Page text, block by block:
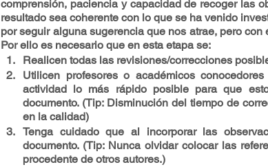
comprensión, paciencia y capacidad de recoger las
resultado sea coherente con lo que se ha venido
por seguir alguna sugerencia que nos atrae, pero
Por ello es necesario que en esta etapa se:
Realicen todas las revisiones/correcciones
Utilicen profesores o académicos
actividad lo más rápido posible para que
documento. (Tip: Disminución del tiempo de
en la calidad)
Tenga cuidado que al incorporar las
documento. (Tip: Nunca olvidar colocar las
procedente de otros autores.)